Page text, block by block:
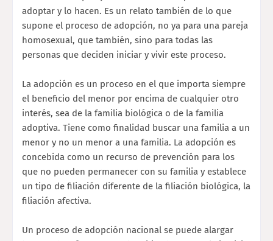
adoptar y lo hacen. Es un relato también de lo que
supone el proceso de adopción, no ya para una pareja
homosexual, que también, sino para todas las
personas que deciden iniciar y vivir este proceso.
La adopción es un proceso en el que importa siempre
el beneficio del menor por encima de cualquier otro
interés, sea de la familia biológica o de la familia
adoptiva. Tiene como finalidad buscar una familia a un
menor y no un menor a una familia. La adopción es
concebida como un recurso de prevención para los
que no pueden permanecer con su familia y establece
un tipo de filiación diferente de la filiación biológica, la
filiación afectiva.
Un proceso de adopción nacional se puede alargar